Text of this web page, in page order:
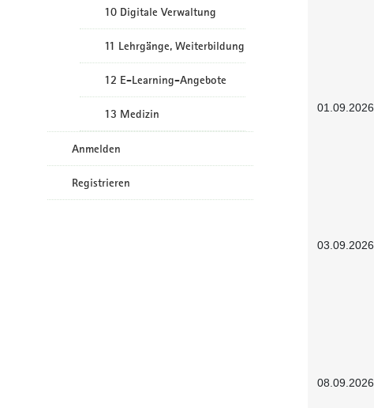
10 Digitale Verwaltung
11 Lehrgänge, Weiterbildung
12 E-Learning-Angebote
13 Medizin
Anmelden
Registrieren
01.09.2026
03.09.2026
08.09.2026